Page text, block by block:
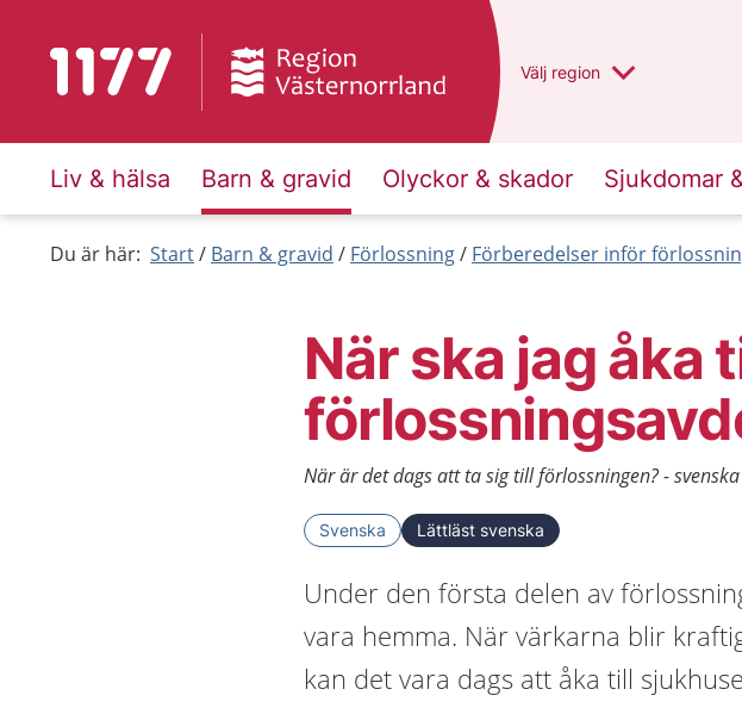
Till startsidan för 1177 Du har valt region
Välj en annan
region
Liv & hälsa Barn & gravid Olyckor & skador Sjukdomar
Du är här: Start Barn & gravid Förlossning Förberedelser inför
När ska jag åka
När är det dags att ta sig till förlossningen? -
Svenska Lättläst svenska
Under den första delen av
vara hemma. När värkarna blir
kan det vara dags att åka till